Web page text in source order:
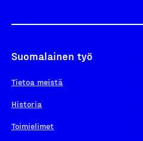
Suomalainen työ
Tietoa meistä
Historia
Toimielimet